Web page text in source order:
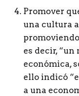
Promover
una cultura
es decir, “un
económica,
ello indicó
a una